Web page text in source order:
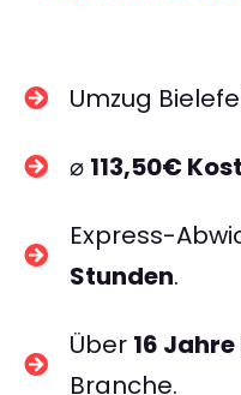
Umzug
⌀ 113,50€
Express-
Stunden.
Über 16
Branche.